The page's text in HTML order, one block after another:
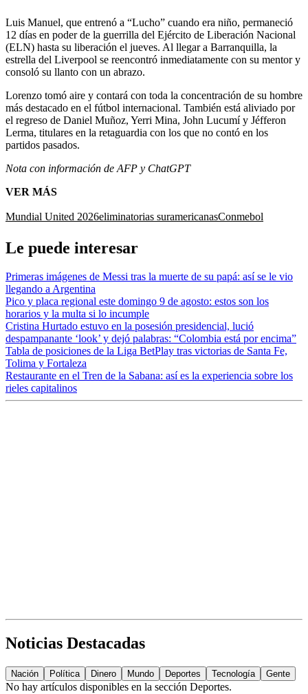
Luis Manuel, que entrenó a “Lucho” cuando era niño, permaneció
12 días en poder de la guerrilla del Ejército de Liberación Nacional
(ELN) hasta su liberación el jueves. Al llegar a Barranquilla, la
estrella del Liverpool se reencontró inmediatamente con su mentor y
consoló su llanto con un abrazo.
Lorenzo tomó aire y contará con toda la concentración de su hombre
más destacado en el fútbol internacional. También está aliviado por
el regreso de Daniel Muñoz, Yerri Mina, John Lucumí y Jéfferon
Lerma, titulares en la retaguardia con los que no contó en los
partidos pasados.
Nota con información de AFP y ChatGPT
VER MÁS
Mundial United 2026eliminatorias suramericanasConmebol
Le puede interesar
Primeras imágenes de Messi tras la muerte de su papá: así se le vio
llegando a Argentina
Pico y placa regional este domingo 9 de agosto: estos son los
horarios y la multa si lo incumple
Cristina Hurtado estuvo en la posesión presidencial, lució
despampanante ‘look’ y dejó palabras: “Colombia está por encima”
Tabla de posiciones de la Liga BetPlay tras victorias de Santa Fe,
Tolima y Fortaleza
Restaurante en el Tren de la Sabana: así es la experiencia sobre los
rieles capitalinos
Noticias Destacadas
Nación Política Dinero Mundo Deportes Tecnología Gente
No hay artículos disponibles en la sección Deportes.